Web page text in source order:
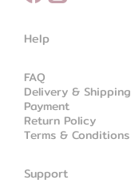
Help
FAQ
Delivery & Shipping
Payment
Return Policy
Terms & Conditions
Support